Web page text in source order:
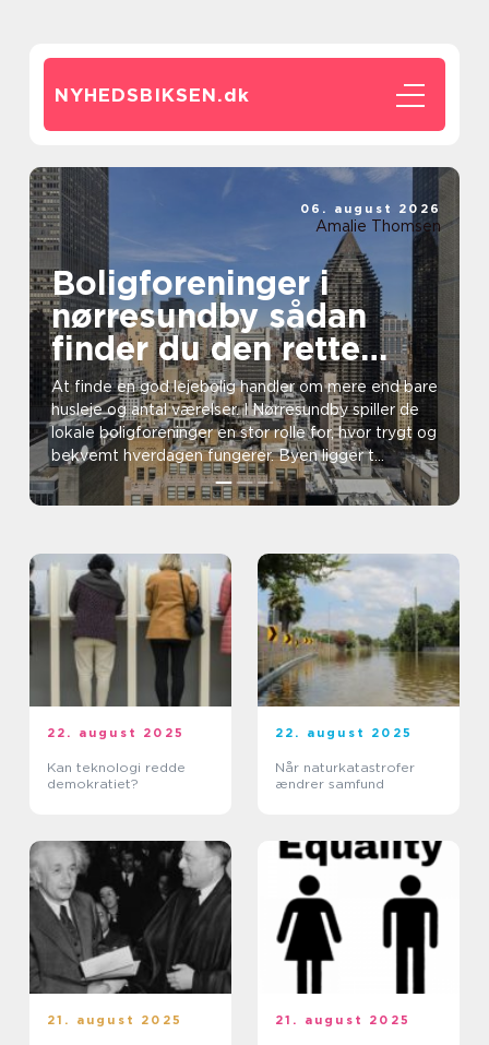
NYHEDSBIKSEN.dk
Boligforeninger i
nørresundby sådan
finder du den rette
lejebolig
At finde en god lejebolig handler om mere end bare
husleje og antal værelser. I Nørresundby spiller de
lokale boligforeninger en stor rolle for, hvor trygt og
bekvemt hverdagen fungerer. Byen ligger t...
06. august 2026
Amalie Thomsen
22. august 2025
Kan teknologi redde
demokratiet?
22. august 2025
Når naturkatastrofer
ændrer samfund
21. august 2025 21. august 2025